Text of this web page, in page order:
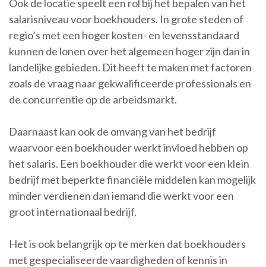
Ook de locatie speelt een rol bij het bepalen van het
salarisniveau voor boekhouders. In grote steden of
regio’s met een hoger kosten- en levensstandaard
kunnen de lonen over het algemeen hoger zijn dan in
landelijke gebieden. Dit heeft te maken met factoren
zoals de vraag naar gekwalificeerde professionals en
de concurrentie op de arbeidsmarkt.
Daarnaast kan ook de omvang van het bedrijf
waarvoor een boekhouder werkt invloed hebben op
het salaris. Een boekhouder die werkt voor een klein
bedrijf met beperkte financiële middelen kan mogelijk
minder verdienen dan iemand die werkt voor een
groot internationaal bedrijf.
Het is ook belangrijk op te merken dat boekhouders
met gespecialiseerde vaardigheden of kennis in